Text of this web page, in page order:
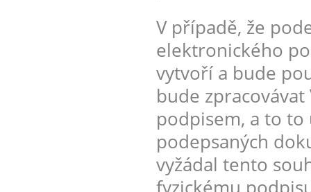
V případě, že
elektronického
vytvoří a bude
bude
podpisem, a to to
podepsaných
vyžádal tento